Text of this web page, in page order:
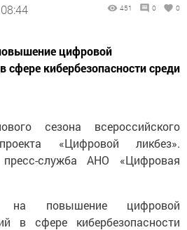
451 0 0
цифровой
сфере кибербезопасности среди
сезона всероссийского
«Цифровой ликбез».
служба АНО «Цифровая
на повышение цифровой
в сфере кибербезопасности